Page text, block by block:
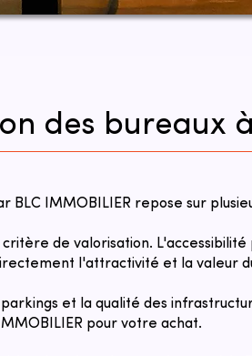
des bureaux
BLC IMMOBILIER repose sur
de valorisation.
l'attractivité et la valeur
et la qualité des
pour votre achat.